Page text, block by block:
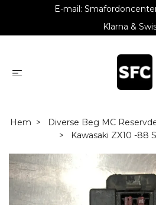
E-mail:
Klarna &
Hem Diverse Beg MC
Kawasaki ZX10 -88